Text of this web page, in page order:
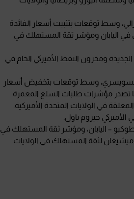
وسط توقعات بتثبيت أسعار الفائدة
في اليابان ومؤشر ثقة المستهلك في
ومخزون النفط الأميركي الخام في
السويسري، وسط توقعات بتخفيض أسعار
25 نقطة أساس من مستوى 1.25% إلى مستوى 1.00%. كما تصدر مؤشرات طلبات السلع المعمرة
في الولايات المتحدة الأميركية.
جيروم باول.
– اليابان، ومؤشر ثقة المستهلك في
لثقة المستهلك في الولايات